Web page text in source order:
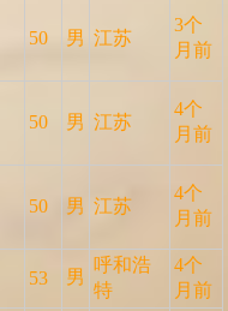
50 男 江苏
3个
月前
50 男 江苏
4个
月前
50 男 江苏
4个
月前
53 男
呼和浩
特
4个
月前